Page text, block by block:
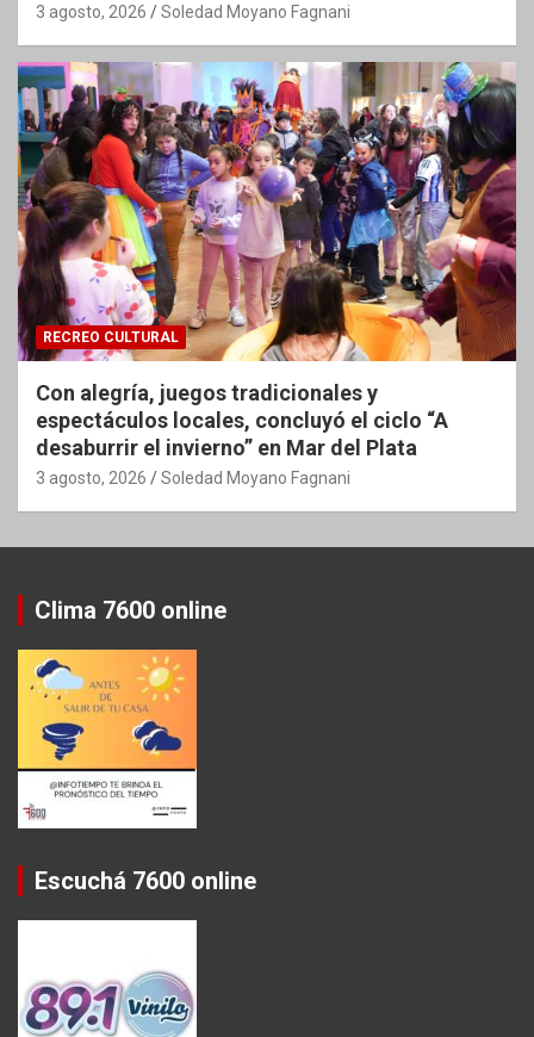
3 agosto, 2026 Soledad Moyano Fagnani
RECREO CULTURAL
Con alegría, juegos tradicionales y
espectáculos locales, concluyó el ciclo “A
desaburrir el invierno” en Mar del Plata
3 agosto, 2026 Soledad Moyano Fagnani
Clima 7600 online
Escuchá 7600 online